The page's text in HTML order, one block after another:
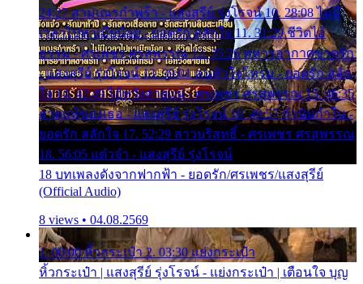
24:27 สามเณรกำพร้า - แสงสุรีย์ รุ่งโรจน์ 10. 28:08 ไม่มี
เวลาไปหาเมียน้อย - ยอดรัก สลักใจ 11. 31:29 ชีวิตไอ้
ธรรม - ศรเพชร ศรสุพรรณ 12. 35:26 ทหารอากาศขาดรัก
- แสงสุรีย์ รุ่งโรจน์ 13. 39:01 คนหัวใจโทรม - ยอดรัก สลัก
ใจ 14. 42:49 ไอ้หวังตายแน่ - ศรเพชร ศรสุพรรณ 15. 46:35
ธาตุแท้ของเธอ - แสงสุรีย์ รุ่งโรจน์ 16. 49:57 กำนันกำใน -
ยอดรัก สลักใจ 17. 52:29 สาวบริสุทธิ์ - ศรเพชร ศรสุพรรณ
18. 56:05 แต๋วจ๋า - แสงสุรีย์ รุ่งโรจน์
18 บทเพลงดังจากฟากฟ้า - ยอดรัก/ศรเพชร/แสงสุรีย์
(Official Audio)
8 views • 04.08.2569
1. 00:00 หิ้วกระเป๋า 2. 03:30 แย่งกระเป๋า
หิ้วกระเป๋า | แสงสุรีย์ รุ่งโรจน์ - แย่งกระเป๋า | เตือนใจ บุญ